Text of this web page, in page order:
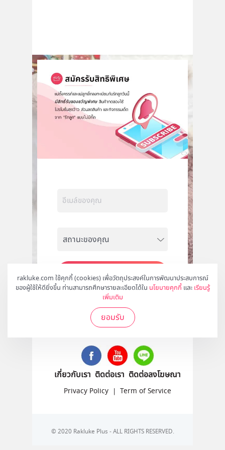
rakluke.com ใช้คุกกี้ (cookies) เพื่อวัตถุประสงค์ในการพัฒนาประสบการณ์
ของผู้ใช้ให้ดียิ่งขึ้น ท่านสามารถศึกษารายละเอียดได้ใน นโยบายคุกกี้ และ เรียนรู้
เพิ่มเติม
ยอมรับ
สมัคร
ติดตามเราได้ที่
เกี่ยวกับเรา ติดต่อเรา ติดต่อลงโฆษณา
Privacy Policy | Term of Service
© 2020 Rakluke Plus - ALL RIGHTS RESERVED.